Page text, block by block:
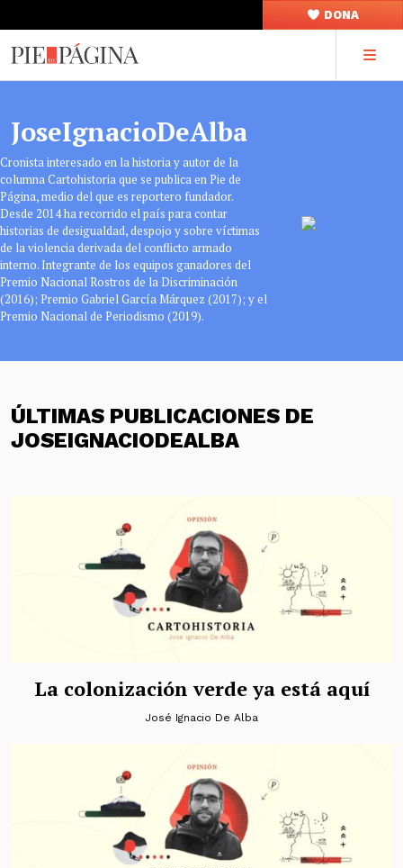
DONA
JoseIgnacioDeAlba
Cronista interesado en la historia y autor de la
columna Cartohistoria que se publica en Pie de
Página, medio del que es reportero fundador.
Desde 2014 ha recorrido el país para contar
historias de desigualdad, despojo y sobre víctimas
de la violencia derivada del conflicto armado
interno. Integrante de los equipos ganadores del
Premio Nacional Rostros de la Discriminación
(2016); Premio Gabriel García Márquez (2017); y el
Premio Nacional de Periodismo (2019).
ÚLTIMAS PUBLICACIONES DE
JOSEIGNACIODEALBA
La colonización verde ya está aquí
José Ignacio De Alba